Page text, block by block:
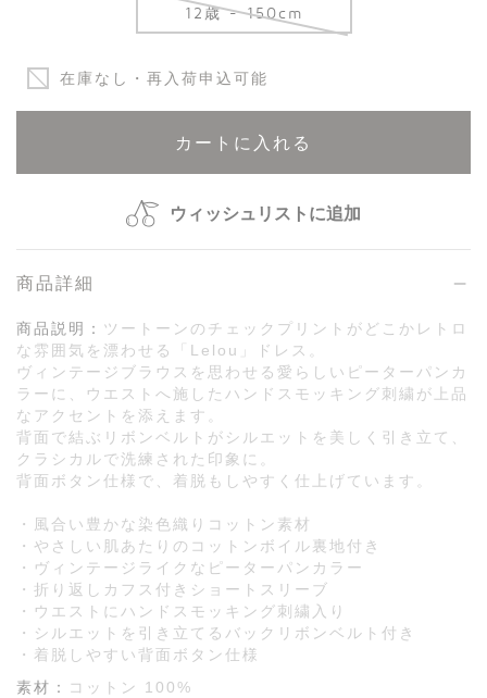
12歳 - 150cm
在庫なし・再入荷申込可能
カートに入れる
ウィッシュリストに追加
商品詳細
商品説明： ツートーンのチェックプリントがどこかレトロ
な雰囲気を漂わせる「Lelou」ドレス。
ヴィンテージブラウスを思わせる愛らしいピーターパンカ
ラーに、ウエストへ施したハンドスモッキング刺繍が上品
なアクセントを添えます。
背面で結ぶリボンベルトがシルエットを美しく引き立て、
クラシカルで洗練された印象に。
背面ボタン仕様で、着脱もしやすく仕上げています。
・風合い豊かな染色織りコットン素材
・やさしい肌あたりのコットンボイル裏地付き
・ヴィンテージライクなピーターパンカラー
・折り返しカフス付きショートスリーブ
・ウエストにハンドスモッキング刺繍入り
・シルエットを引き立てるバックリボンベルト付き
・着脱しやすい背面ボタン仕様
素材：
コットン 100%